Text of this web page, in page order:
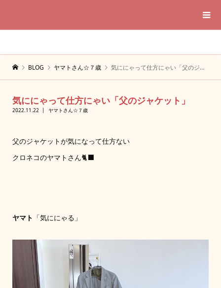
BLOG ヤマトさん☆７歳 気ににゃって仕方にゃい「父のジャケット」
気ににゃって仕方にゃい「父のジャケット」
2022.11.22 ヤマトさん☆７歳
父のジャケットが気になって仕方ない
クロネコのヤマトさん🐈‍⬛
ヤマト 「気ににゃる」